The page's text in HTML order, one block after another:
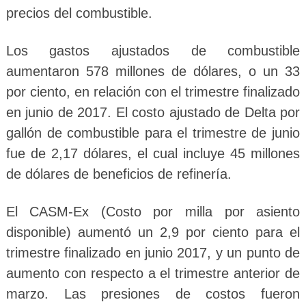
precios del combustible.
Los gastos ajustados de combustible
aumentaron 578 millones de dólares, o un 33
por ciento, en relación con el trimestre finalizado
en junio de 2017. El costo ajustado de Delta por
gallón de combustible para el trimestre de junio
fue de 2,17 dólares, el cual incluye 45 millones
de dólares de beneficios de refinería.
El CASM-Ex (Costo por milla por asiento
disponible) aumentó un 2,9 por ciento para el
trimestre finalizado en junio 2017, y un punto de
aumento con respecto a el trimestre anterior de
marzo. Las presiones de costos fueron